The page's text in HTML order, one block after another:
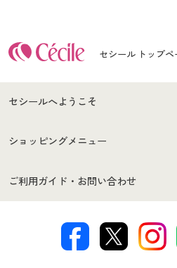
セシール トップペ
セシールへようこそ
はじめての方へ
セシールご利用規約
著作権・商標について
ショッピングメニュー
商品カテゴリ
ご利用ガイド・お問い合わせ
交換・返品は